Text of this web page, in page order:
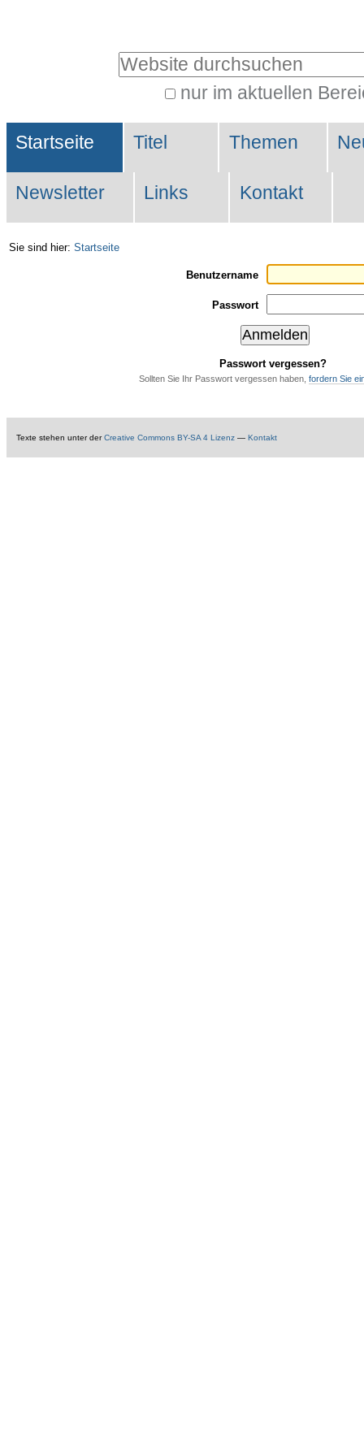
Direkt
zur
Navigation
Website durchsuchen
nur im aktuellen
Suche…
Sektionen
Startseite Titel Themen
Newsletter Links Kontakt
Sie sind hier: Startseite
Benutzername
Passwort
Passwort vergessen?
Sollten Sie Ihr Passwort vergessen haben, fordern Sie
Texte stehen unter derCreative Commons BY-SA 4 Lizenz— Kontakt